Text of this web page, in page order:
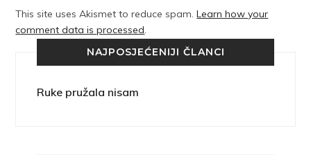
This site uses Akismet to reduce spam.Learn how your
comment data is processed.
NAJPOSJEĆENIJI ČLANCI
Ruke pružala nisam